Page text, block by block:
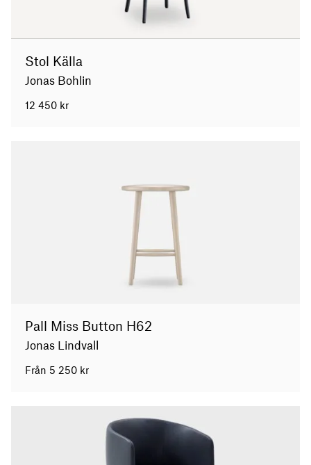
Stol Källa
Jonas Bohlin
12 450 kr
Pall Miss Button H62
Jonas Lindvall
Från 5 250 kr